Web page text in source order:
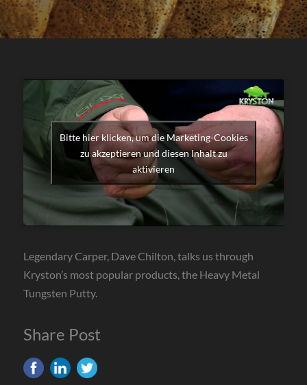
Français
Bitte hier klicken, um die Marketing-Cookies
zu akzeptieren und diesen Inhalt zu
aktivieren
Legendary Carper, Dave Chilton, talks us through
Kryston’s most popular products, the Heavy Metal
Tungsten Putty.
Share Post